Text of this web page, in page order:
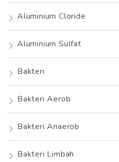
Aluminium Cloride
Aluminium Sulfat
Bakteri
Bakteri Aerob
Bakteri Anaerob
Bakteri Limbah